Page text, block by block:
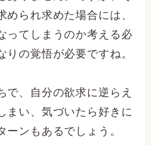
められ求めた場合には、
ってしまうのか考える必
りの覚悟が必要ですね。
で、自分の欲求に逆らえ
まい、気づいたら好きに
ーンもあるでしょう。